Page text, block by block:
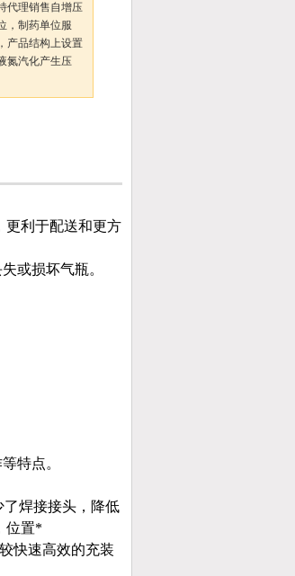
代理销售自增压
，制药单位服
产品结构上设置
氮汽化产生压
更利于配送和更方
或损坏气瓶。
特点。
了焊接接头，降低
位置*
快速高效的充装